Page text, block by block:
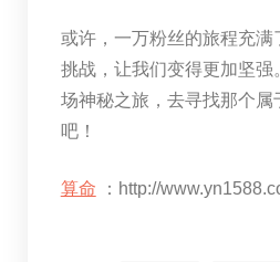
或许，一万粉丝的旅程充满
挑战，让我们变得更加坚强
场神秘之旅，去寻找那个属
吧！
算命 ：http://